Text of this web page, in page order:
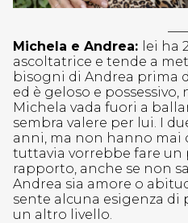
Michela e Andrea: lei ha
ascoltatrice e tende a
bisogni di Andrea prima
ed è geloso e
Michela vada fuori a
sembra valere per lui. I
anni, ma non hanno mai
tuttavia vorrebbe fare un
rapporto, anche se non
Andrea sia amore o
sente alcuna esigenza di
un altro livello.